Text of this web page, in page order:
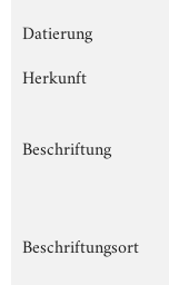
Datierung
Herkunft
Beschriftung
Beschriftungsort